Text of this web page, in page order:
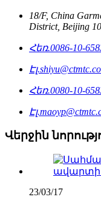
18/F, China
District, Beijing
Հեռ.0086-10-
Էլ.
Հեռ.0080-10-
Էլ.
Վերջին
23/03/17